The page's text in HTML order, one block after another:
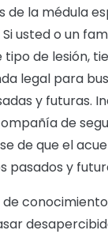
de la médula
usted o un
de lesión,
legal para
y futuras.
de
de que el
pasados y